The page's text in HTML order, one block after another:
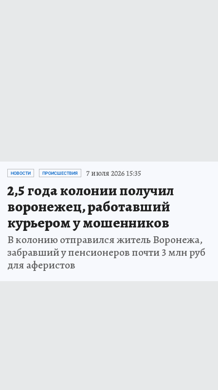
НОВОСТИ ПРОИСШЕСТВИЯ 7 июля 2026 15:35
2,5 года колонии получил
воронежец, работавший
курьером у мошенников
В колонию отправился житель Воронежа,
забравший у пенсионеров почти 3 млн руб
для аферистов